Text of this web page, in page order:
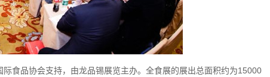
食品协会支持，由龙品锡展览主办。全食展的展出总面积约为15000